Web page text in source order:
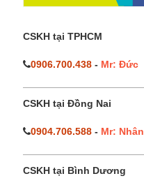
CSKH tại TPHCM
0906.700.438- Mr: Đức
CSKH tại Đồng Nai
0904.706.588- Mr: Nhân
CSKH tại Bình Dương